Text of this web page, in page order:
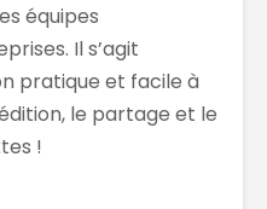
équipes
Il s’agit
pratique et facile à
le partage et le
!